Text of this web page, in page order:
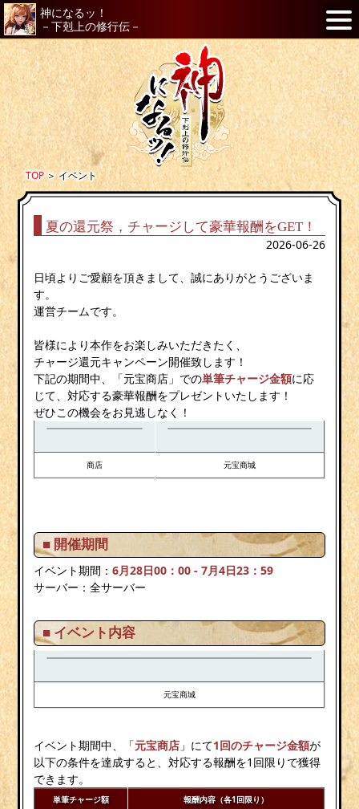
神になるッ！
－下剋上の修行伝－
TOP＞イベント
夏の還元祭，チャージして豪華報酬をGET！
2026-06-26
日頃よりご愛顧を頂きまして、誠にありがとうございま
す。
運営チームです。
皆様により本作をお楽しみいただきたく、
チャージ還元キャンペーン開催致します！
下記の期間中、「元宝商店」での単筆チャージ金額に応
じて、対応する豪華報酬をプレゼントいたします！
ぜひこの機会をお見逃しなく！
商店 元宝商城
■ 開催期間
イベント期間：6月28日00：00 - 7月4日23：59
サーバー：全サーバー
■ イベント内容
元宝商城
イベント期間中、「元宝商店 」にて1回のチャージ金額が
以下の条件を達成すると、対応する報酬を1回限りで獲得
できます。
単筆チャージ額 報酬内容（各1回限り）